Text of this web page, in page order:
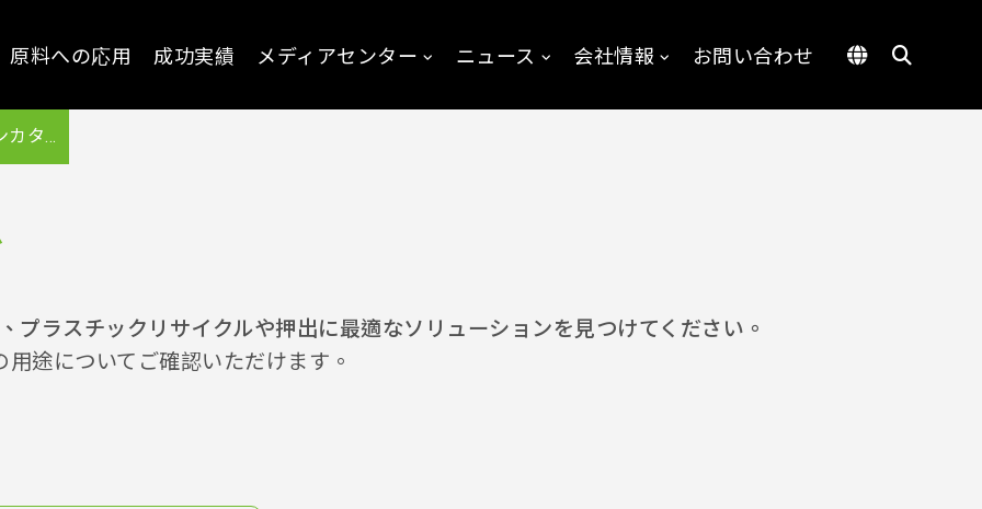
原料への応用 成功実績 メディアセンター ニュース 会社情報 お問い合わせ
ログ
プラスチックリサイクルや押出に最適なソリューションを見つけてください。
途についてご確認いただけます。